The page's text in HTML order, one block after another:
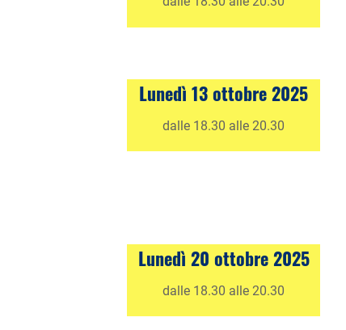
Lunedì 13 ottobre 2025
dalle 18.30 alle 20.30
Lunedì 20 ottobre 2025
dalle 18.30 alle 20.30